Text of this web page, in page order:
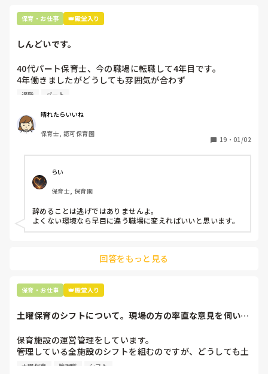
その他、子供に対しても👇
の？」と否定的・威圧的に個人を責めたり、羞恥心を刺激す
	•	1歳児に対し「○○ちゃんは食べて偉いけど、○○く
んは全然食べないね」と比較し、無理に口に食事を押し込む
ような場面が複数回あった。
わりで、子供が脅える/固まる/泣く姿が毎日(保護者等から通
報が来たとて改善無し)
etc.....他にもあげようと思えば沢山あります。
ふたり担任だったため、逃げることができず、毎日のように
怒鳴られ続け、うつ病を発症して退職しました。
今は保育とは全く違う職種に転職し、短時間から少しずつ頑
張っています。
同じような経験をした方はいますか？
てメモして(時間まで笑)文句を言われたらこう言ってましたと
伝えたりして微力ながら戦います…笑
かね…
さんいるので、いつか巡り会えるといいなあと思います。長々
と失礼しました。
保育・お仕事 👑殿堂入り
しんどいです。
40代パート保育士、今の職場に転職して4年目です。
4年働きましたがどうしても雰囲気が合わず
退職しようと思っています。
周りの職員は、勤続10年以上から何十年という先生がほとん
どです。
保護者子どもの愚痴悪口が多く、
今で言う不適切保育も
仕方ないよね
もう何も言わずに
子どもの言いなりになればいいんだね
などいう意見で…
上の先生に相談することは難しそうです。
最後の職場にしようと思っていましたが
辞めることは逃げ、と、過去辞めた人も何年も言われ続けて
います
退職 パート
晴れたらいいね
保育士, 認可保育園
19 ・ 01/02
らい
保育士, 保育園
辞めることは逃げではありませんよ。
よくない環境なら早目に違う職場に変えればいいと思います。
回答をもっと見る
保育・お仕事 👑殿堂入り
土曜保育のシフトについて。現場の方の率直な意見を伺いた
保育施設の運営管理をしています。
管理している全施設のシフトを組むのですが、どうしても土
曜保育だけは入れる方が少なく、いつも苦労しています。
土曜保育 管理職 シフト